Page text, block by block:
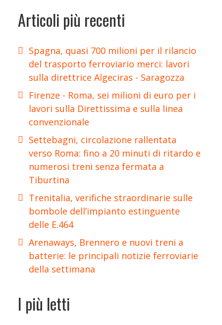
Articoli più recenti
Spagna, quasi 700 milioni per il rilancio
del trasporto ferroviario merci: lavori
sulla direttrice Algeciras - Saragozza
Firenze - Roma, sei milioni di euro per i
lavori sulla Direttissima e sulla linea
convenzionale
Settebagni, circolazione rallentata
verso Roma: fino a 20 minuti di ritardo e
numerosi treni senza fermata a
Tiburtina
Trenitalia, verifiche straordinarie sulle
bombole dell’impianto estinguente
delle E.464
Arenaways, Brennero e nuovi treni a
batterie: le principali notizie ferroviarie
della settimana
I più letti